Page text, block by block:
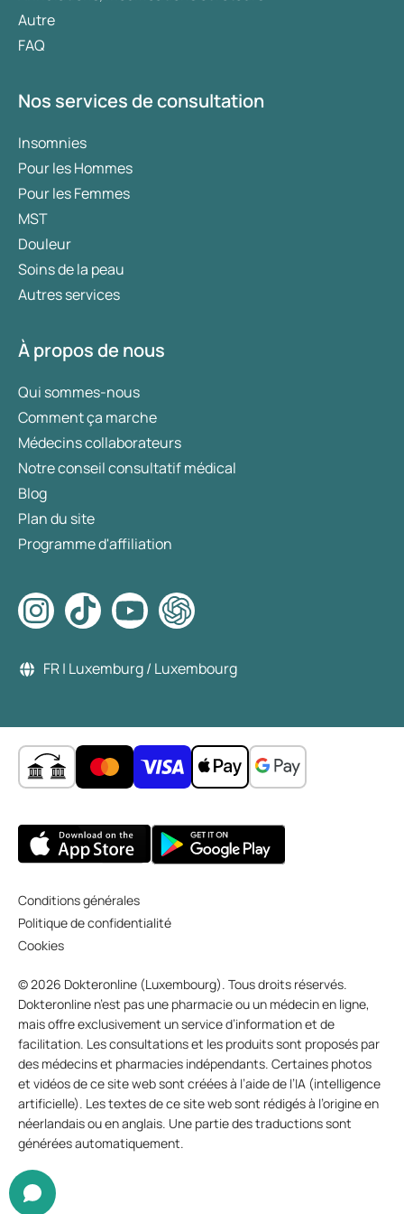
Autre
FAQ
Nos services de consultation
Insomnies
Pour les Hommes
Pour les Femmes
MST
Douleur
Soins de la peau
Autres services
À propos de nous
Qui sommes-nous
Comment ça marche
Médecins collaborateurs
Notre conseil consultatif médical
Blog
Plan du site
Programme d'affiliation
FR | Luxemburg / Luxembourg
Conditions générales
Politique de confidentialité
Cookies
© 2026 Dokteronline (Luxembourg). Tous droits réservés.
Dokteronline n’est pas une pharmacie ou un médecin en ligne,
mais offre exclusivement un service d’information et de
facilitation. Les consultations et les produits sont proposés par
des médecins et pharmacies indépendants. Certaines photos
et vidéos de ce site web sont créées à l’aide de l’IA (intelligence
artificielle). Les textes de ce site web sont rédigés à l’origine en
néerlandais ou en anglais. Une partie des traductions sont
générées automatiquement.